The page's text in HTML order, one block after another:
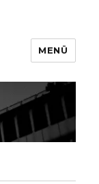
MENÜ